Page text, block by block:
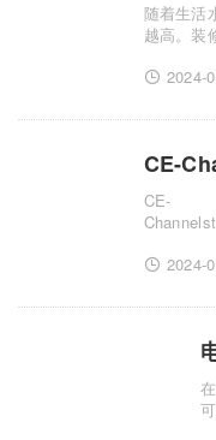
随着生活
越高。装
差不齐，
2024-
CE-
2024-